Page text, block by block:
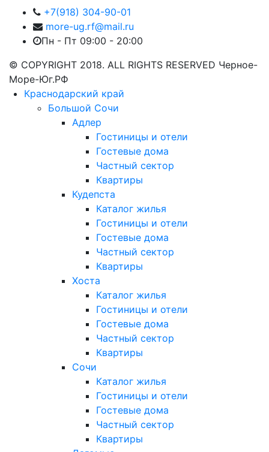
+7(918) 304-90-01
more-ug.rf@mail.ru
Пн - Пт 09:00 - 20:00
© COPYRIGHT 2018. ALL RIGHTS RESERVED Черное-
Море-Юг.РФ
Краснодарский край
Большой Сочи
Адлер
Гостиницы и отели
Гостевые дома
Частный сектор
Квартиры
Кудепста
Каталог жилья
Гостиницы и отели
Гостевые дома
Частный сектор
Квартиры
Хоста
Каталог жилья
Гостиницы и отели
Гостевые дома
Частный сектор
Квартиры
Сочи
Каталог жилья
Гостиницы и отели
Гостевые дома
Частный сектор
Квартиры